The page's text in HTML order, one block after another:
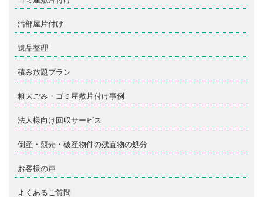
汚部屋片付け
遺品整理
積み放題プラン
粗大ごみ・ゴミ屋敷片付け事例
法人様向け回収サービス
倒産・競売・破産物件の残置物の処分
お客様の声
よくあるご質問